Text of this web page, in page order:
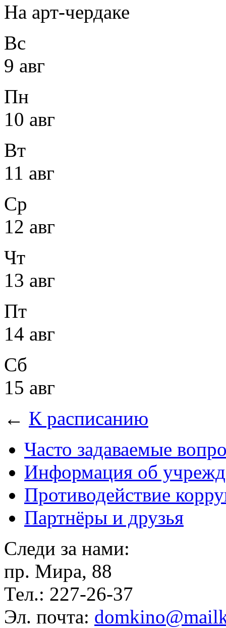
На арт-чердаке
Вс
9 авг
Пн
10 авг
Вт
11 авг
Ср
12 авг
Чт
13 авг
Пт
14 авг
Сб
15 авг
← К расписанию
Часто задаваемые
Информация об
Противодействие
Партнёры и друзья
Следи за нами:
пр. Мира, 88
Тел.: 227-26-37
Эл. почта: